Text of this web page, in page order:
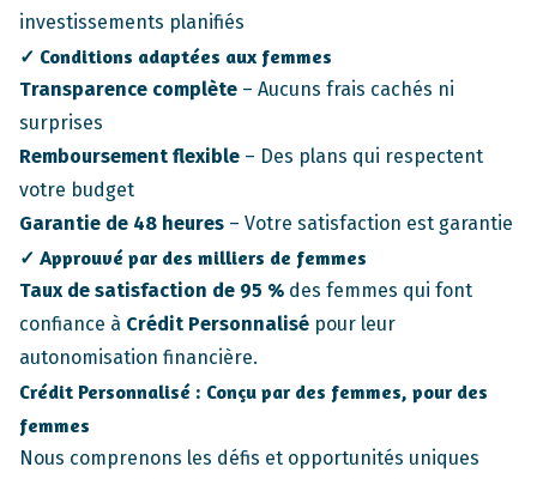
investissements planifiés
✓ Conditions adaptées aux femmes
Transparence complète – Aucuns frais cachés ni
surprises
Remboursement flexible – Des plans qui respectent
votre budget
Garantie de 48 heures – Votre satisfaction est garantie
✓ Approuvé par des milliers de femmes
Taux de satisfaction de 95 % des femmes qui font
confiance à Crédit Personnalisé pour leur
autonomisation financière.
Crédit Personnalisé : Conçu par des femmes, pour des
femmes
Nous comprenons les défis et opportunités uniques